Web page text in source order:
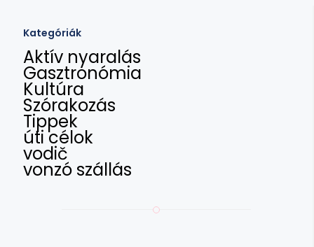
Kategóriák
Aktív nyaralás
Gasztronómia
Kultúra
Szórakozás
Tippek
úti célok
vodič
vonzó szállás